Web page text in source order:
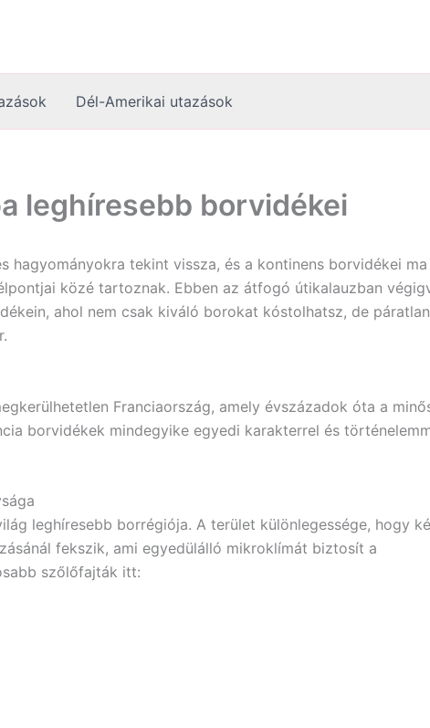
Dél-Amerikai utazások
leghíresebb borvidékei
hagyományokra tekint vissza, és a kontinens borvidékei
közé tartoznak. Ebben az átfogó útikalauzban
ahol nem csak kiváló borokat kóstolhatsz, de
Franciaország, amely évszázadok óta a
borvidékek mindegyike egyedi karakterrel és
leghíresebb borrégiója. A terület különlegessége, hogy
fekszik, ami egyedülálló mikroklímát biztosít a
szőlőfajták itt: